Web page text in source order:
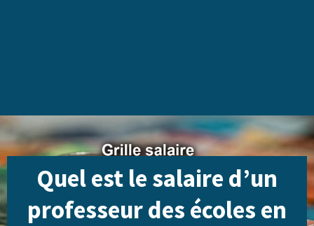
Quel est le salaire d’un
professeur des écoles en